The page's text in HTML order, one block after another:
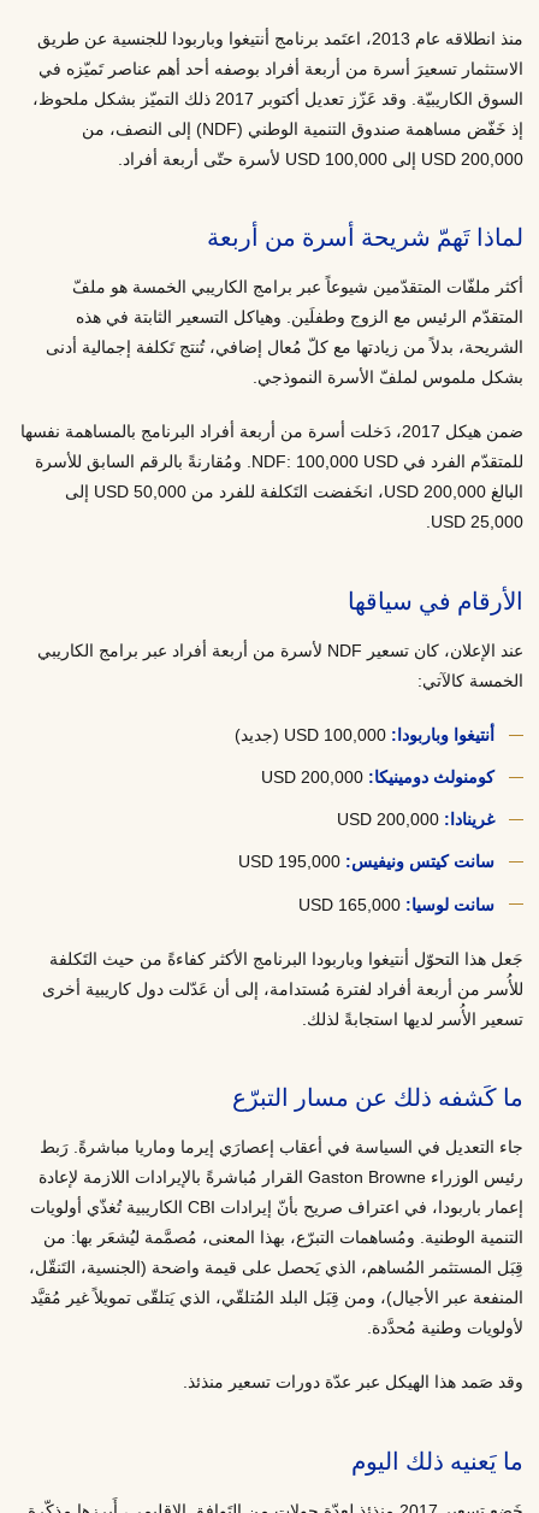
منذ انطلاقه عام 2013، اعتَمد برنامج أنتيغوا وباربودا للجنسية عن طريق
الاستثمار تسعيرَ أسرة من أربعة أفراد بوصفه أحد أهم عناصر تَميّزه في
السوق الكاريبيّة. وقد عَزّز تعديل أكتوبر 2017 ذلك التميّز بشكل ملحوظ،
إذ خَفّض مساهمة صندوق التنمية الوطني (NDF) إلى النصف، من
200,000 USD إلى 100,000 USD لأسرة حتّى أربعة أفراد.
لماذا تَهمّ شريحة أسرة من أربعة
أكثر ملفّات المتقدّمين شيوعاً عبر برامج الكاريبي الخمسة هو ملفّ
المتقدّم الرئيس مع الزوج وطفلَين. وهياكل التسعير الثابتة في هذه
الشريحة، بدلاً من زيادتها مع كلّ مُعال إضافي، تُنتج تَكلفة إجمالية أدنى
بشكل ملموس لملفّ الأسرة النموذجي.
ضمن هيكل 2017، دَخلت أسرة من أربعة أفراد البرنامج بالمساهمة نفسها
للمتقدّم الفرد في NDF: 100,000 USD. ومُقارنةً بالرقم السابق للأسرة
البالغ 200,000 USD، انخَفضت التَكلفة للفرد من 50,000 USD إلى
25,000 USD.
الأرقام في سياقها
عند الإعلان، كان تسعير NDF لأسرة من أربعة أفراد عبر برامج الكاريبي
الخمسة كالآتي:
أنتيغوا وباربودا: 100,000 USD (جديد)
كومنولث دومينيكا: 200,000 USD
غرينادا: 200,000 USD
سانت كيتس ونيفيس: 195,000 USD
سانت لوسيا: 165,000 USD
جَعل هذا التحوّل أنتيغوا وباربودا البرنامج الأكثر كفاءةً من حيث التَكلفة
للأُسر من أربعة أفراد لفترة مُستدامة، إلى أن عَدّلت دول كاريبية أخرى
تسعير الأُسر لديها استجابةً لذلك.
ما كَشفه ذلك عن مسار التبرّع
جاء التعديل في السياسة في أعقاب إعصارَي إيرما وماريا مباشرةً. رَبط
رئيس الوزراء Gaston Browne القرار مُباشرةً بالإيرادات اللازمة لإعادة
إعمار باربودا، في اعتراف صريح بأنّ إيرادات CBI الكاريبية تُغذّي أولويات
التنمية الوطنية. ومُساهمات التبرّع، بهذا المعنى، مُصمَّمة ليُشعَر بها: من
قِبَل المستثمر المُساهم، الذي يَحصل على قيمة واضحة (الجنسية، التَنقّل،
المنفعة عبر الأجيال)، ومن قِبَل البلد المُتلقّي، الذي يَتلقّى تمويلاً غير مُقيَّد
لأولويات وطنية مُحدَّدة.
وقد صَمد هذا الهيكل عبر عدّة دورات تسعير منذئذ.
ما يَعنيه ذلك اليوم